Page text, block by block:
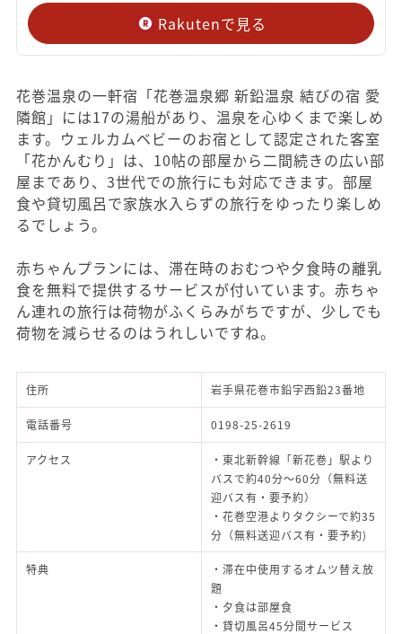
Rakutenで見る
花巻温泉の一軒宿「花巻温泉郷 新鉛温泉 結びの宿 愛
隣館」には17の湯船があり、温泉を心ゆくまで楽しめ
ます。ウェルカムベビーのお宿として認定された客室
「花かんむり」は、10帖の部屋から二間続きの広い部
屋まであり、3世代での旅行にも対応できます。部屋
食や貸切風呂で家族水入らずの旅行をゆったり楽しめ
るでしょう。
赤ちゃんプランには、滞在時のおむつや夕食時の離乳
食を無料で提供するサービスが付いています。赤ちゃ
ん連れの旅行は荷物がふくらみがちですが、少しでも
荷物を減らせるのはうれしいですね。
住所 岩手県花巻市鉛字西鉛23番地
電話番号 0198-25-2619
アクセス
・東北新幹線「新花巻」駅より
バスで約40分～60分（無料送
迎バス有・要予約）
・花巻空港よりタクシーで約35
分（無料送迎バス有・要予約)
特典
・滞在中使用するオムツ替え放
題
・夕食は部屋食
・貸切風呂45分間サービス